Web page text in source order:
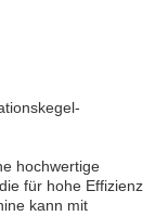
hochwertige
für hohe Effizienz
kann mit